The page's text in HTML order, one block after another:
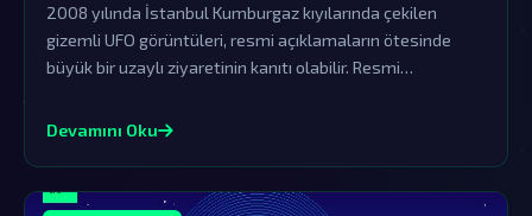
2008 yılında İstanbul Kumburgaz kıyılarında çekilen
gizemli UFO görüntüleri, resmi açıklamaların ötesinde
büyük bir uzaylı ziyaretinin kanıtı olabilir. Resmi
dünya dışı varlıkların varlığını sorgulatmaktadır.
Devamını Oku